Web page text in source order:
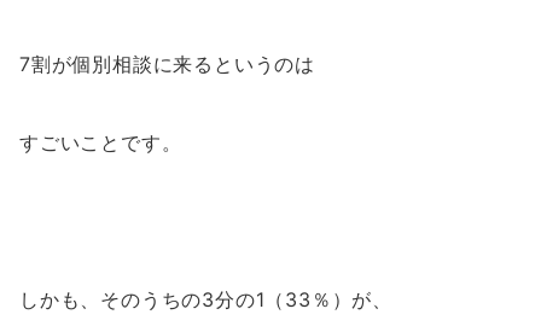
7割が個別相談に来るというのは
すごいことです。
しかも、そのうちの3分の1（33％）が、